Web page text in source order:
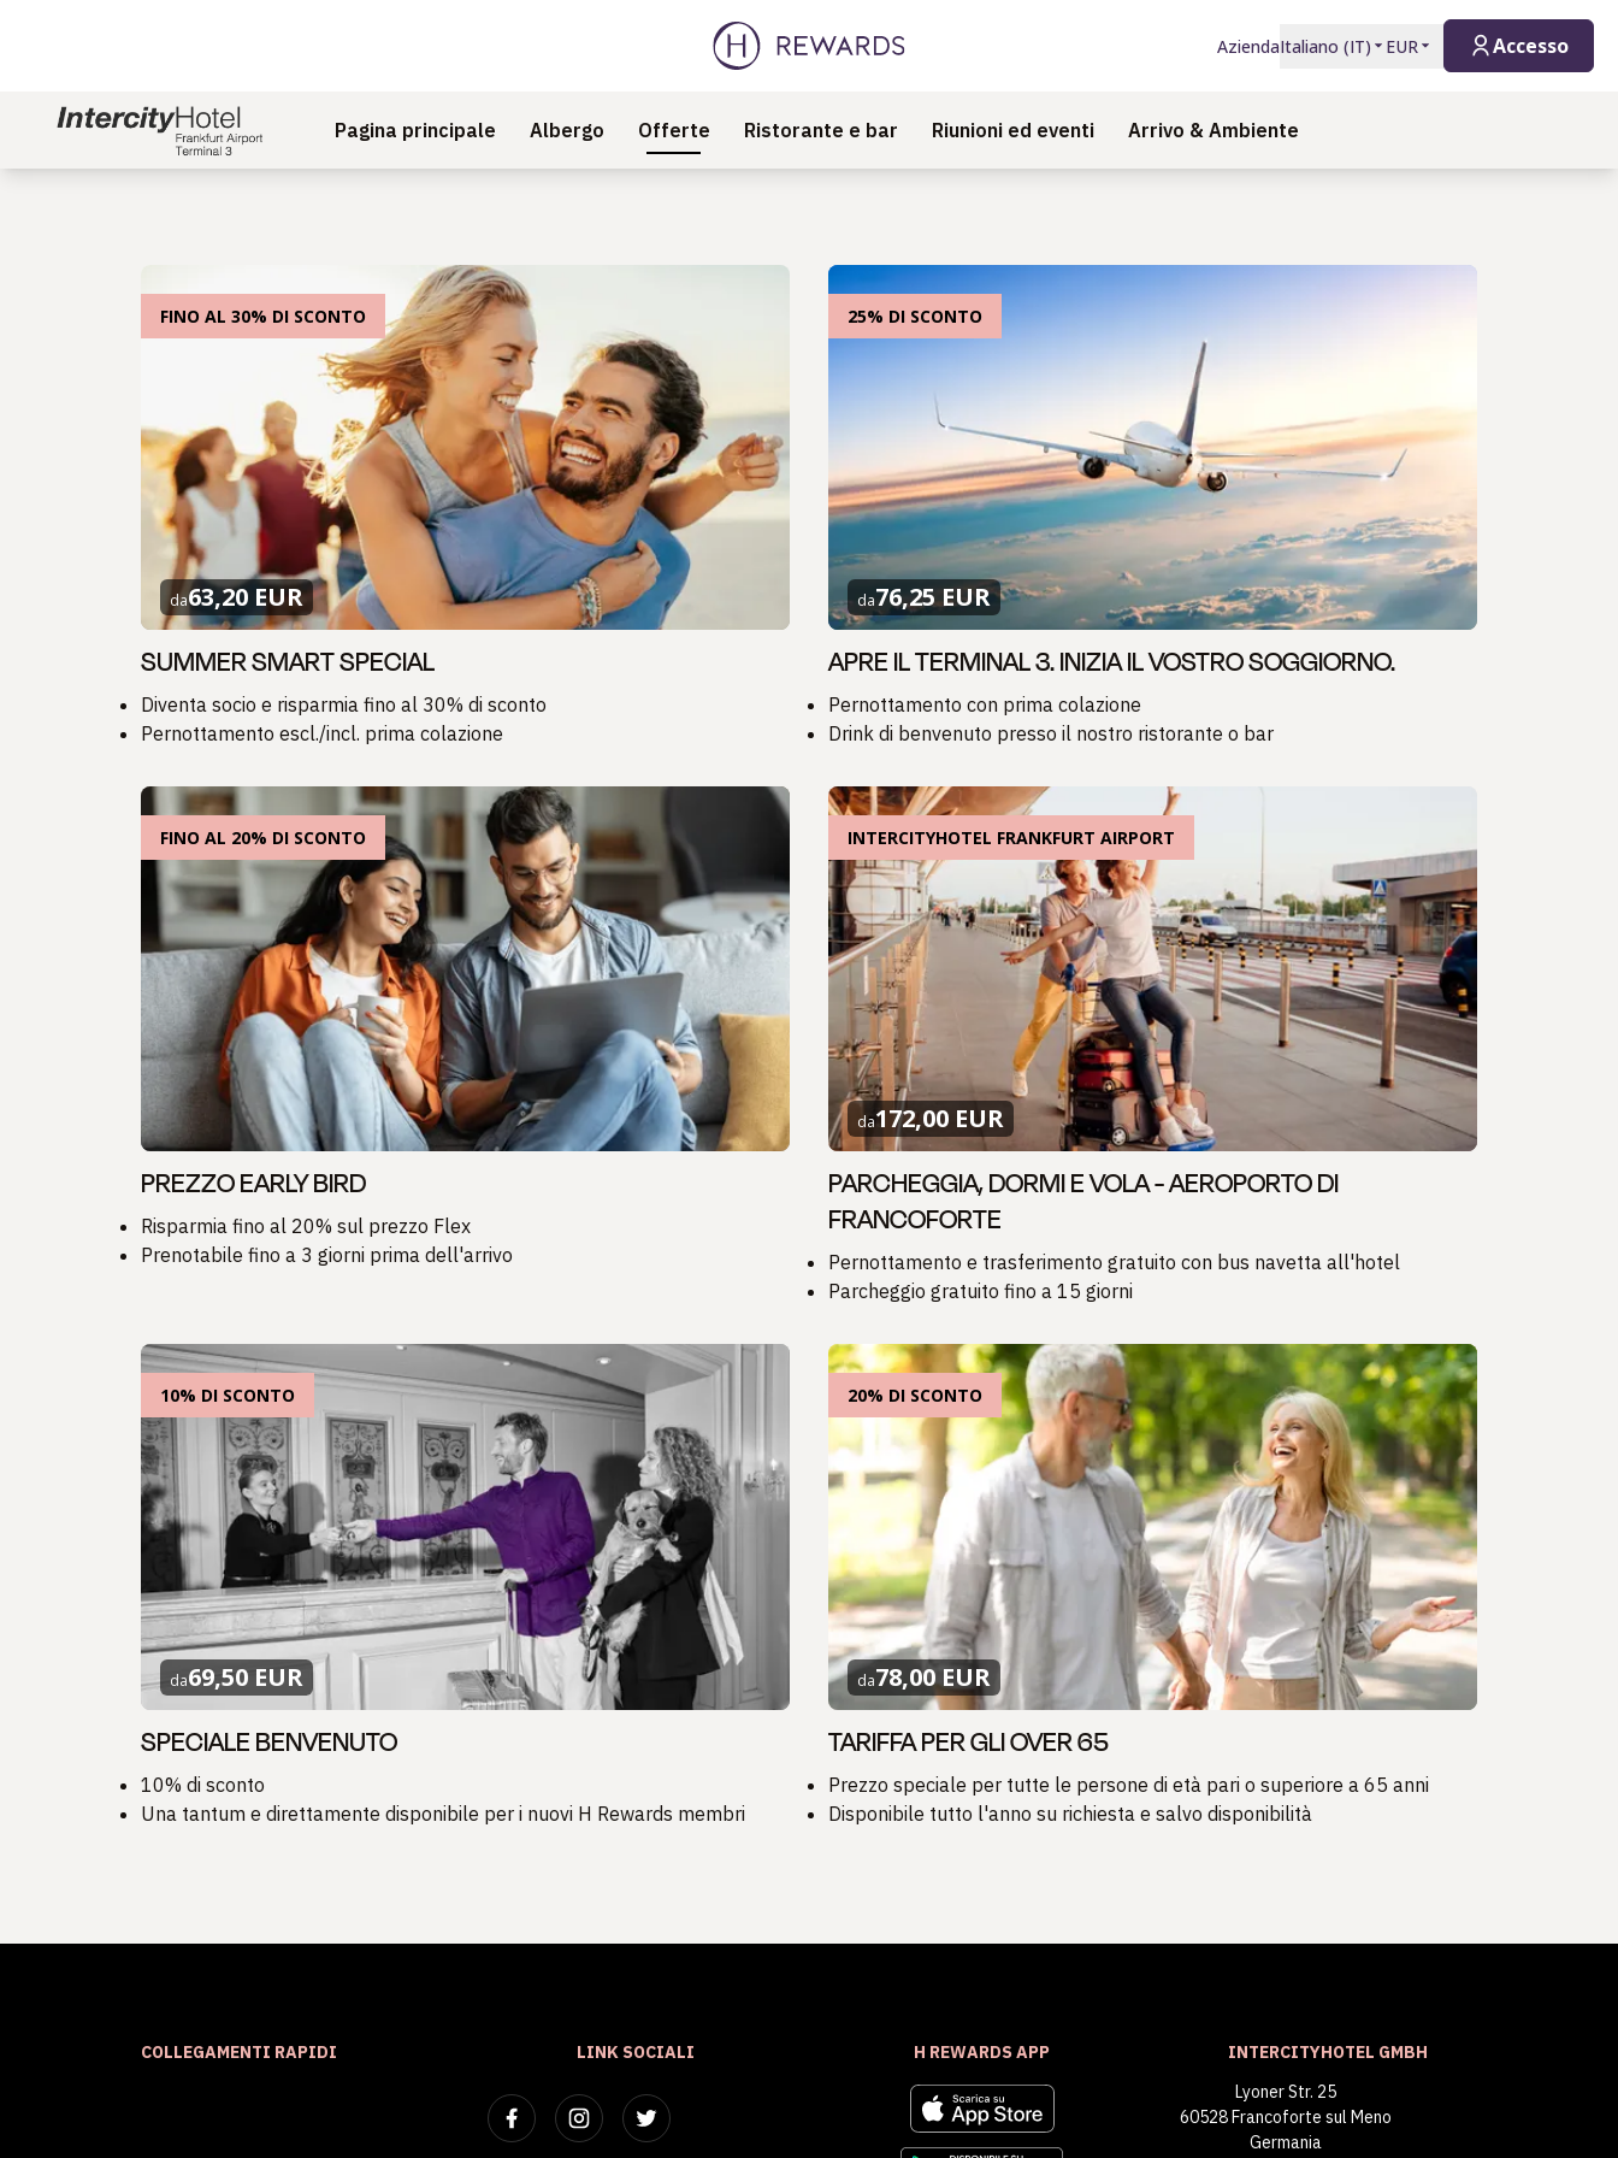
AziendaItaliano (IT) EUR Accesso
Pagina principale Albergo Offerte Ristorante e bar Riunioni ed eventi Arrivo & Ambiente
FINO AL 30% DI SCONTO
da63,20 EUR
SUMMER SMART SPECIAL
Diventa socio e risparmia fino al 30% di sconto
Pernottamento escl./incl. prima colazione
25% DI SCONTO
da76,25 EUR
APRE IL TERMINAL 3. INIZIA IL VOSTRO SOGGIORNO.
Pernottamento con prima colazione
Drink di benvenuto presso il nostro ristorante o bar
FINO AL 20% DI SCONTO
PREZZO EARLY BIRD
Risparmia fino al 20% sul prezzo Flex
Prenotabile fino a 3 giorni prima dell'arrivo
INTERCITYHOTEL FRANKFURT AIRPORT
da172,00 EUR
PARCHEGGIA, DORMI E VOLA - AEROPORTO DI
FRANCOFORTE
Pernottamento e trasferimento gratuito con bus navetta all'hotel
Parcheggio gratuito fino a 15 giorni
10% DI SCONTO
da69,50 EUR
SPECIALE BENVENUTO
10% di sconto
Una tantum e direttamente disponibile per i nuovi H Rewards membri
20% DI SCONTO
da78,00 EUR
TARIFFA PER GLI OVER 65
Prezzo speciale per tutte le persone di età pari o superiore a 65 anni
Disponibile tutto l'anno su richiesta e salvo disponibilità
COLLEGAMENTI RAPIDI LINK SOCIALI H REWARDS APP
INTERCITYHOTEL GMBH
Lyoner Str. 25
60528 Francoforte sul Meno
Germania